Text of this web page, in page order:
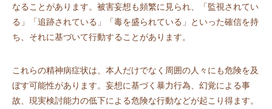
なることがあります。被害妄想も頻繁に見られ、「監視されてい
る」「追跡されている」「毒を盛られている」といった確信を持
ち、それに基づいて行動することがあります。
これらの精神病症状は、本人だけでなく周囲の人々にも危険を及
ぼす可能性があります。妄想に基づく暴力行為、幻覚による事
故、現実検討能力の低下による危険な行動などが起こり得ます。